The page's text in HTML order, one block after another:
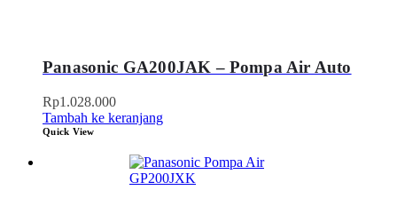
Panasonic GA200JAK – Pompa Air Auto
Rp1.028.000
Tambah ke keranjang
Quick View